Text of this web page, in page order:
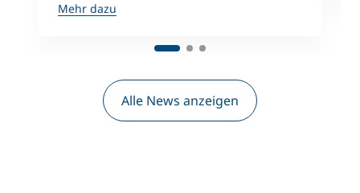
Mehr dazu
Alle News anzeigen